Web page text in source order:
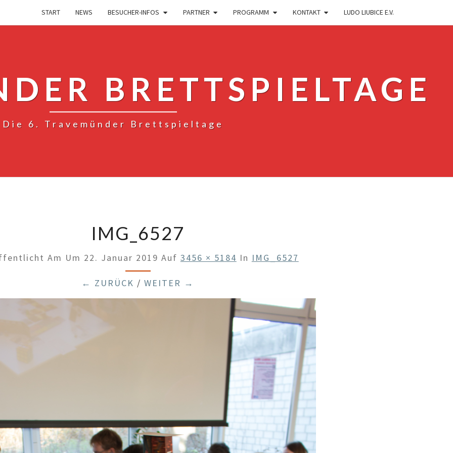
START NEWS BESUCHER-INFOS PARTNER PROGRAMM KONTAKT LUDO LIUBICE E.V.
BRETTSPIELTAGE
Die 6. Travemünder Brettspieltage
IMG_6527
Am Um 22. Januar 2019 Auf 3456 × 5184 In IMG_6527
← ZURÜCK /WEITER →